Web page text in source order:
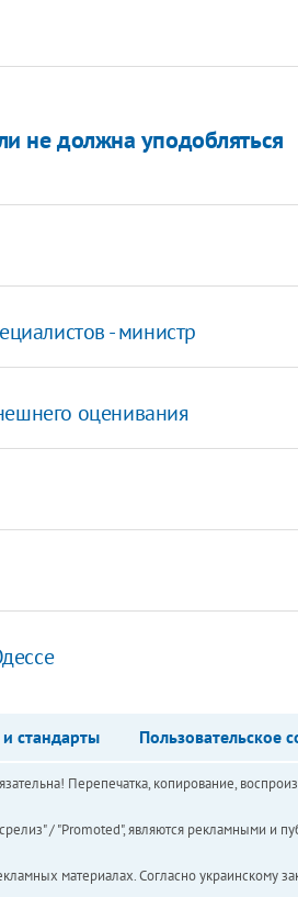
не должна уподобляться
- министр
оценивания
стандарты Пользовательское
Перепечатка, копирование,
/ "Promoted", являются рекламными и
материалах. Согласно украинскому